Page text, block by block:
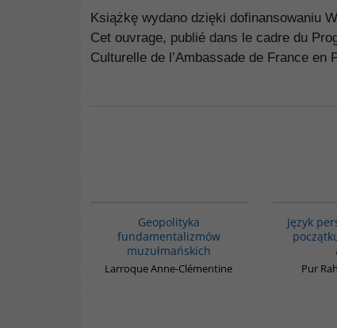
Książkę wydano dzięki dofinansowaniu
Cet ouvrage, publié dans le cadre du
Culturelle de l’Ambassade de France en
Geopolityka
fundamentalizmów
muzułmańskich
Larroque Anne-Clémentine
Język
Pur